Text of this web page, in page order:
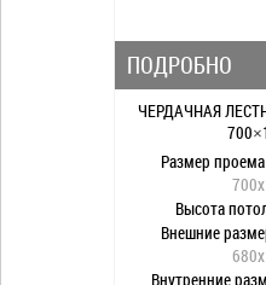
ПОДРОБНО
ЧЕРДАЧНАЯ
Размер
Высота
Внешние
Внутренние